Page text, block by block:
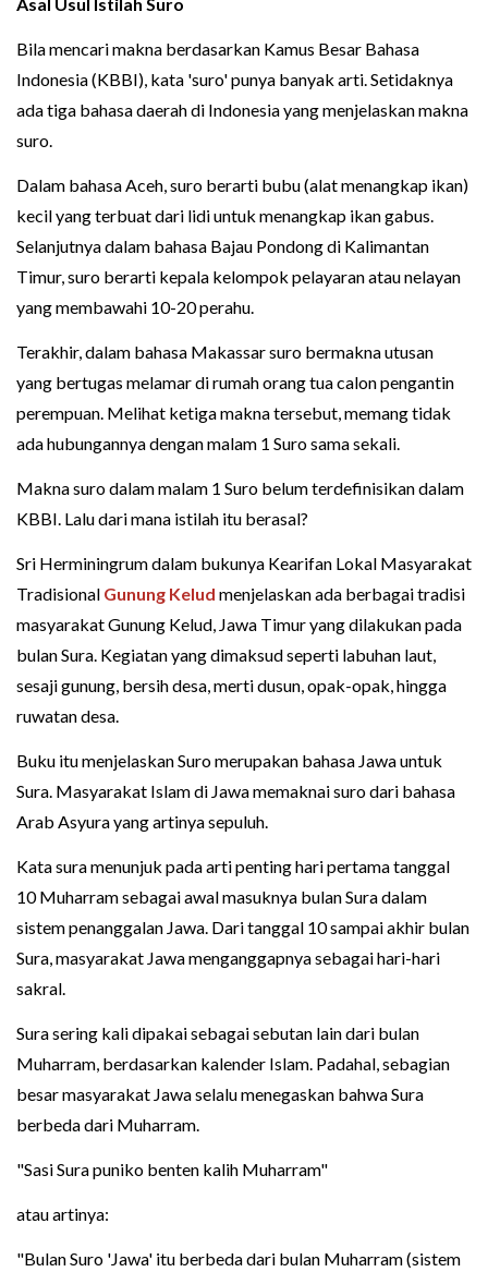
Bila mencari makna berdasarkan Kamus Besar Bahasa
Indonesia (KBBI), kata 'suro' punya banyak arti. Setidaknya
ada tiga bahasa daerah di Indonesia yang menjelaskan makna
suro.
Dalam bahasa Aceh, suro berarti bubu (alat menangkap ikan)
kecil yang terbuat dari lidi untuk menangkap ikan gabus.
Selanjutnya dalam bahasa Bajau Pondong di Kalimantan
Timur, suro berarti kepala kelompok pelayaran atau nelayan
yang membawahi 10-20 perahu.
Terakhir, dalam bahasa Makassar suro bermakna utusan
yang bertugas melamar di rumah orang tua calon pengantin
perempuan. Melihat ketiga makna tersebut, memang tidak
ada hubungannya dengan malam 1 Suro sama sekali.
Makna suro dalam malam 1 Suro belum terdefinisikan dalam
KBBI. Lalu dari mana istilah itu berasal?
Sri Herminingrum dalam bukunya Kearifan Lokal Masyarakat
Tradisional Gunung Kelud menjelaskan ada berbagai tradisi
masyarakat Gunung Kelud, Jawa Timur yang dilakukan pada
bulan Sura. Kegiatan yang dimaksud seperti labuhan laut,
sesaji gunung, bersih desa, merti dusun, opak-opak, hingga
ruwatan desa.
Buku itu menjelaskan Suro merupakan bahasa Jawa untuk
Sura. Masyarakat Islam di Jawa memaknai suro dari bahasa
Arab Asyura yang artinya sepuluh.
Kata sura menunjuk pada arti penting hari pertama tanggal
10 Muharram sebagai awal masuknya bulan Sura dalam
sistem penanggalan Jawa. Dari tanggal 10 sampai akhir bulan
Sura, masyarakat Jawa menganggapnya sebagai hari-hari
sakral.
Sura sering kali dipakai sebagai sebutan lain dari bulan
Muharram, berdasarkan kalender Islam. Padahal, sebagian
besar masyarakat Jawa selalu menegaskan bahwa Sura
berbeda dari Muharram.
"Sasi Sura puniko benten kalih Muharram"
atau artinya:
"Bulan Suro 'Jawa' itu berbeda dari bulan Muharram (sistem